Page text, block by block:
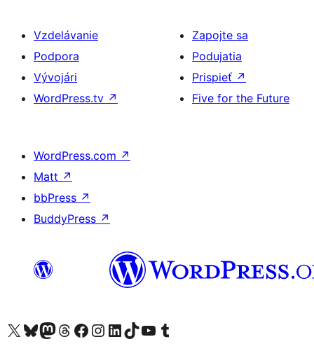
Vzdelávanie
Podpora
Vývojári
WordPress.tv ↗
Zapojte sa
Podujatia
Prispieť ↗
Five for the Future
WordPress.com ↗
Matt ↗
bbPress ↗
BuddyPress ↗
Navštívte náš účet na X (predtým Twitter)
Navštívte náš účet na platforme Bluesky
Navštívte náš účet na Mastodone
Navštívte náš účet na platforme Threads
Navštívte našu stránku na Facebooku
Navštívte náš účet Instagram
Navštívte náš účet LinkedIn
Navštívte náš účet na platforme TikTok
Navštívte náš kanál YouTube
Navštívte náš účet na platforme Tumblr